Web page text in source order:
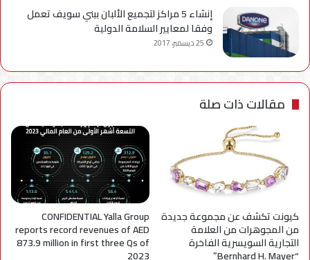
إنشاء 5 مراكز لتجميع الألبان ببني سويف تعمل
وفقا لمعايير السلامة الدولية
25 ديسمبر، 2017
مقالات ذات صلة
كيونت تكشف عن مجموعة جديدة
من المجوهرات من العلامة
التجارية السويسرية الفاخرة
“Bernhard H. Mayer”
CONFIDENTIAL Yalla Group
reports record revenues of AED
873.9 million in first three Qs of
2023